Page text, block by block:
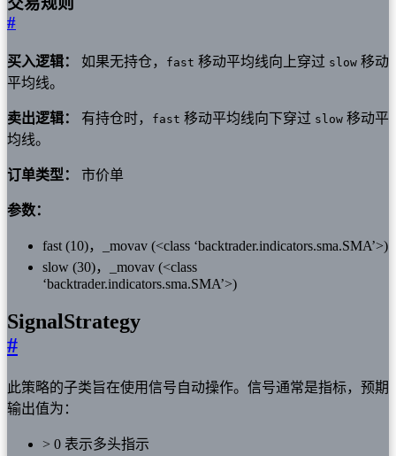
#
买入逻辑： 如果无持仓， fast 移动平均线向上穿过 slow 移动
平均线。
卖出逻辑： 有持仓时， fast 移动平均线向下穿过 slow 移动平
均线。
订单类型： 市价单
参数：
fast (10)，_movav (<class ‘backtrader.indicators.sma.SMA’>)
slow (30)，_movav (<class
‘backtrader.indicators.sma.SMA’>)
SignalStrategy
#
此策略的子类旨在使用信号自动操作。信号通常是指标，预期
输出值为：
> 0 表示多头指示